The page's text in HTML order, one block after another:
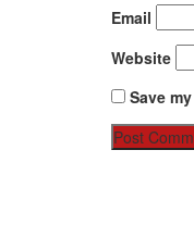
Email
Website
Save